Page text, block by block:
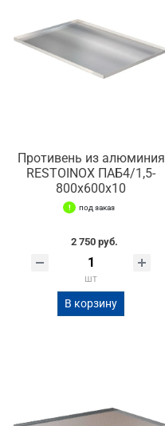
Противень из алюминия
RESTOINOX ПАБ4/1,5-
800х600х10
под заказ
2 750 руб.
шт
В корзину